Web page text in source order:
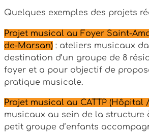
Quelques exemples des projets
Projet musical au Foyer Saint-
de-Marsan) : ateliers musicaux
destination d’un groupe de 8
foyer et a pour objectif de
pratique musicale.
Projet musical au CATTP (Hôpital
musicaux au sein de la structure
petit groupe d’enfants